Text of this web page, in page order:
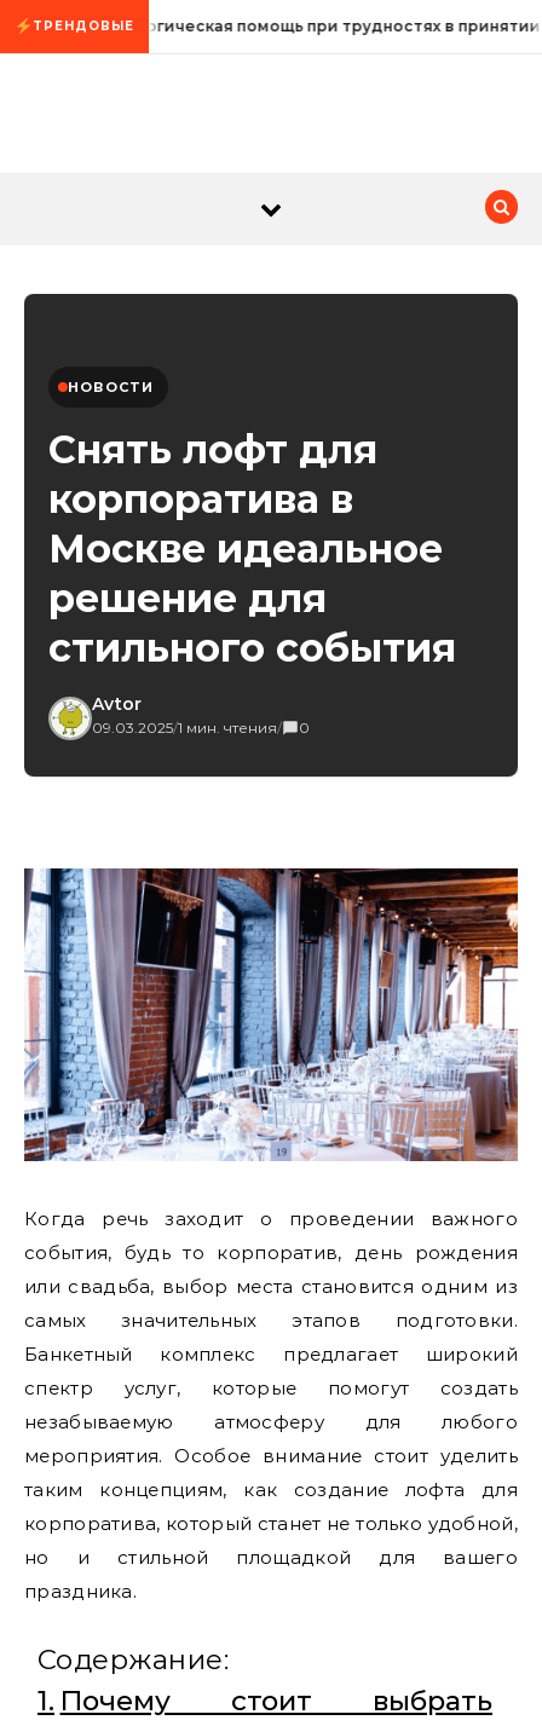
Промотать к содержимому
ТРЕНДОВЫЕ
Психологическая помощь при трудностях в
НОВОСТИ
Снять лофт для
корпоратива в
Москве идеальное
решение для
стильного события
Avtor
09.03.2025/1 мин. чтения/ 0
Когда речь заходит о проведении важного
события, будь то корпоратив, день рождения
или свадьба, выбор места становится одним из
самых значительных этапов подготовки.
Банкетный комплекс предлагает широкий
спектр услуг, которые помогут создать
незабываемую атмосферу для любого
мероприятия. Особое внимание стоит уделить
таким концепциям, как создание лофта для
корпоратива, который станет не только удобной,
но и стильной площадкой для вашего
праздника.
Содержание:
Почему стоит выбрать